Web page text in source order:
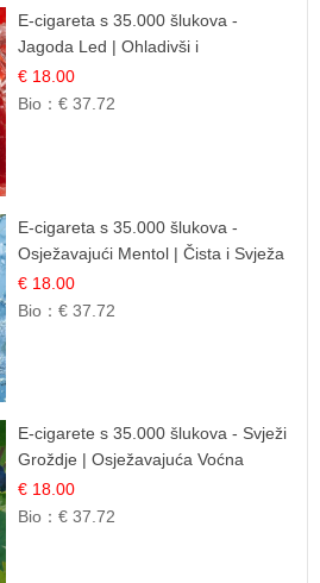
E-cigareta s 35.000 šlukova -
Jagoda Led | Ohladivši i
Osježavajući Okus
€ 18.00
Bio：€ 37.72
E-cigareta s 35.000 šlukova -
Osježavajući Mentol | Čista i Svježa
Okus
€ 18.00
Bio：€ 37.72
E-cigarete s 35.000 šlukova - Svježi
Groždje | Osježavajuća Voćna
Aroma
€ 18.00
Bio：€ 37.72